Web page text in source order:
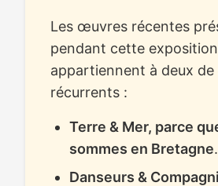
Les œuvres récentes
pendant cette exposition
appartiennent à deux de
récurrents :
Terre & Mer, parce
sommes en Bretagne
Danseurs &